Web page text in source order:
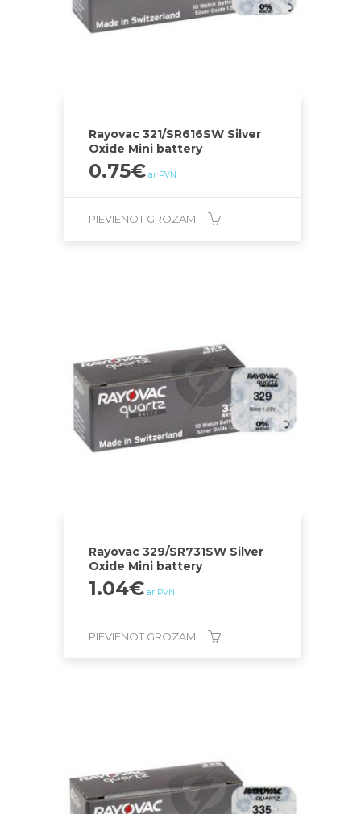
Rayovac 321/SR616SW Silver
Oxide Mini battery
0.75€ ar PVN
PIEVIENOT GROZAM
Rayovac 329/SR731SW Silver
Oxide Mini battery
1.04€ ar PVN
PIEVIENOT GROZAM